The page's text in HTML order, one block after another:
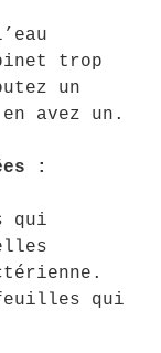
trop
un
avez un.
:
qui
feuilles qui